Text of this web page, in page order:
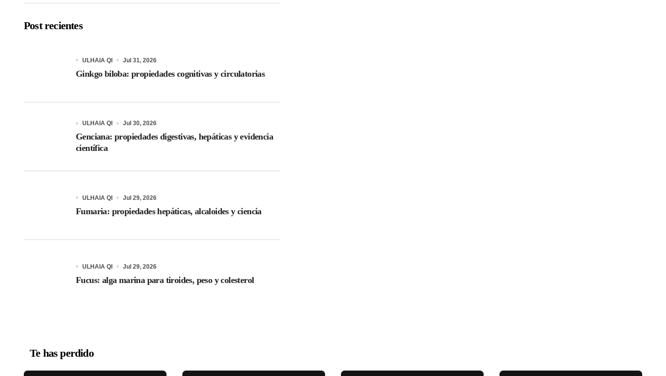
Post recientes
ULHAIA QI Jul 31, 2026
Ginkgo biloba: propiedades cognitivas y circulatorias
ULHAIA QI Jul 30, 2026
Genciana: propiedades digestivas, hepáticas y evidencia
científica
ULHAIA QI Jul 29, 2026
Fumaria: propiedades hepáticas, alcaloides y ciencia
ULHAIA QI Jul 29, 2026
Fucus: alga marina para tiroides, peso y colesterol
Te has perdido